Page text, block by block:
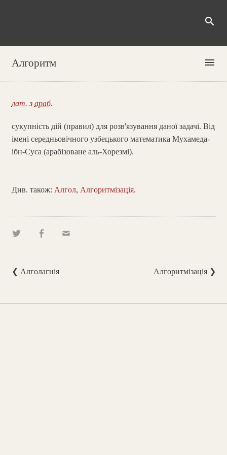
search
Алгоритм menu
лат. з араб.
сукупність дій (правил) для розв'язування даної задачі. Від
імені середньовічного узбецького математика Мухамеда-
ібн-Суса (арабізоване аль-Хорезмі).
Див. також: Алгол, Алгоритмізація.
❮ Алголагнія Алгоритмізація ❯